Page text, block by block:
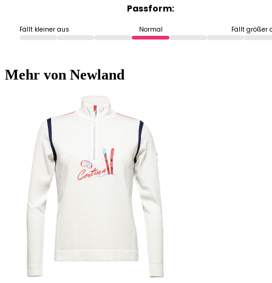
Passform:
Fällt kleiner aus Normal Fällt größer
Mehr von Newland